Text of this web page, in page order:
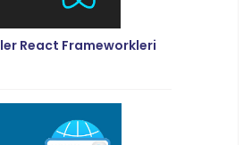
React Frameworkleri